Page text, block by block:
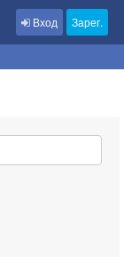
Вход Зарег.